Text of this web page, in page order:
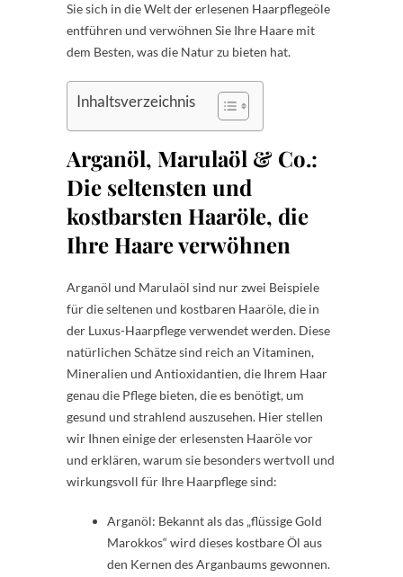
Sie sich in die Welt der erlesenen Haarpflegeöle
entführen und verwöhnen Sie Ihre Haare mit
dem Besten, was die Natur zu bieten hat.
Inhaltsverzeichnis
Arganöl, Marulaöl & Co.:
Die seltensten und
kostbarsten Haaröle, die
Ihre Haare verwöhnen
Arganöl und Marulaöl sind nur zwei Beispiele
für die seltenen und kostbaren Haaröle, die in
der Luxus-Haarpflege verwendet werden. Diese
natürlichen Schätze sind reich an Vitaminen,
Mineralien und Antioxidantien, die Ihrem Haar
genau die Pflege bieten, die es benötigt, um
gesund und strahlend auszusehen. Hier stellen
wir Ihnen einige der erlesensten Haaröle vor
und erklären, warum sie besonders wertvoll und
wirkungsvoll für Ihre Haarpflege sind:
Arganöl: Bekannt als das „flüssige Gold
Marokkos“ wird dieses kostbare Öl aus
den Kernen des Arganbaums gewonnen.